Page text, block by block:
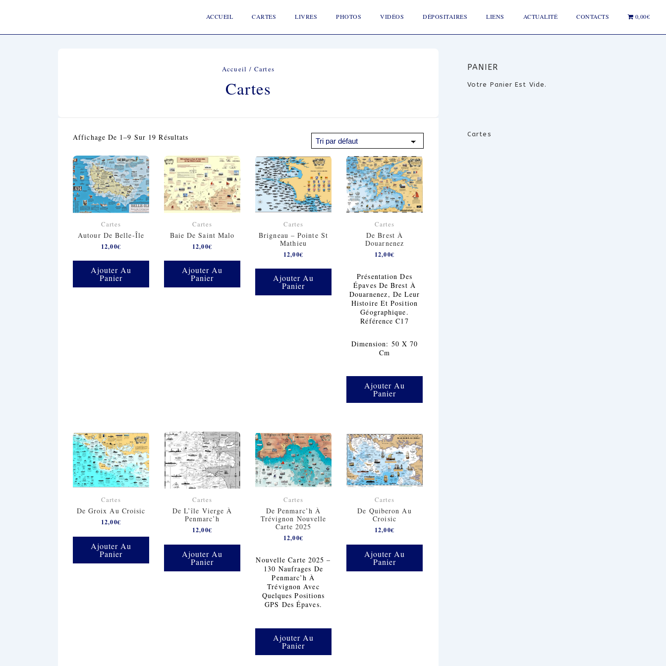
Navigation
ACCUEIL CARTES LIVRES PHOTOS VIDÉOS DÉPOSITAIRES LIENS ACTUALITÉ CONTACTS 0,00€
Accueil / Cartes
Cartes
Affichage De 1–9 Sur 19 Résultats
Cartes
Autour De Belle-Île
12,00€
Ajouter Au
Panier
Cartes
Baie De Saint Malo
12,00€
Ajouter Au
Panier
Cartes
Brigneau – Pointe St
Mathieu
12,00€
Ajouter Au
Panier
Cartes
De Brest À
Douarnenez
12,00€
Présentation Des
Épaves De Brest À
Douarnenez, De Leur
Histoire Et Position
Géographique.
Référence C17
Dimension: 50 X 70
Cm
Ajouter Au
Panier
Cartes
De Groix Au Croisic
12,00€
Ajouter Au
Panier
Cartes
De L’île Vierge À
Penmarc’h
12,00€
Ajouter Au
Panier
Cartes
De Penmarc’h À
Trévignon Nouvelle
Carte 2025
12,00€
Nouvelle Carte 2025 –
130 Naufrages De
Penmarc’h À
Trévignon Avec
Quelques Positions
GPS Des Épaves.
Ajouter Au
Panier
Cartes
De Quiberon Au
Croisic
12,00€
Ajouter Au
Panier
PANIER
Votre Panier Est Vide.
Cartes